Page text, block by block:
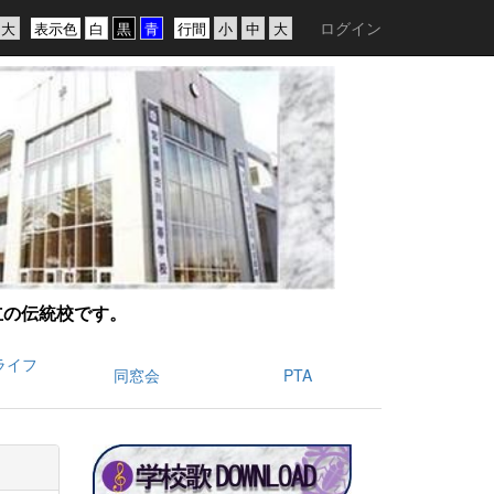
行間
表示色 ログイン
伝統校です。
イフ 同窓会 PTA